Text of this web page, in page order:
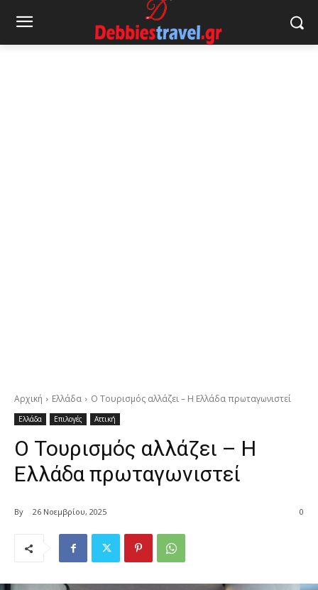
Αρχική Ελλάδα Ο Τουρισμός αλλάζει – Η Ελλάδα πρωταγωνιστεί
Ελλάδα Επιλογές Αττική
Ο Τουρισμός αλλάζει – Η
Ελλάδα πρωταγωνιστεί
By 26 Νοεμβρίου, 2025 0